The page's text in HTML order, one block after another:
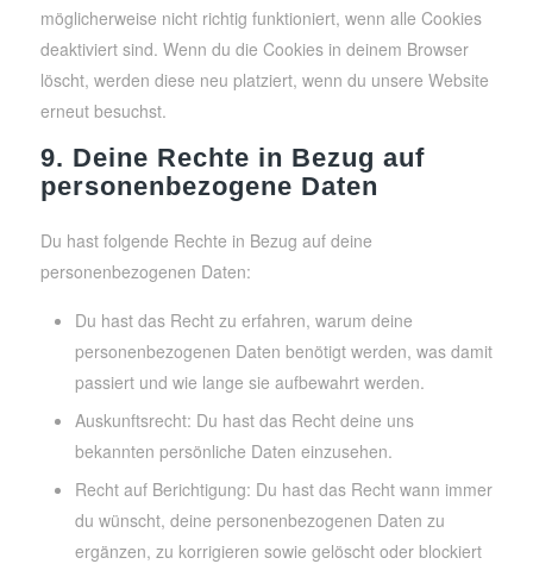
möglicherweise nicht richtig funktioniert, wenn alle Cookies
deaktiviert sind. Wenn du die Cookies in deinem Browser
löscht, werden diese neu platziert, wenn du unsere Website
erneut besuchst.
9. Deine Rechte in Bezug auf
personenbezogene Daten
Du hast folgende Rechte in Bezug auf deine
personenbezogenen Daten:
Du hast das Recht zu erfahren, warum deine
personenbezogenen Daten benötigt werden, was damit
passiert und wie lange sie aufbewahrt werden.
Auskunftsrecht: Du hast das Recht deine uns
bekannten persönliche Daten einzusehen.
Recht auf Berichtigung: Du hast das Recht wann immer
du wünscht, deine personenbezogenen Daten zu
ergänzen, zu korrigieren sowie gelöscht oder blockiert